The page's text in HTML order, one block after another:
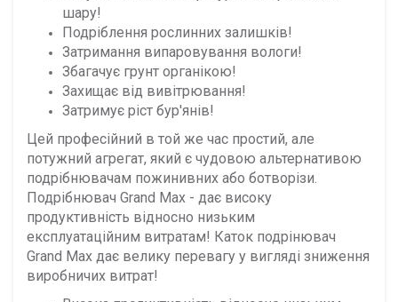
шару!
Подріблення рослинних залишків!
Затримання випаровування вологи!
Збагачує грунт органікою!
Захищає від вивітрювання!
Затримує ріст бур'янів!
Цей професійний в той же час простий, але
потужний агрегат, який є чудовою альтернативою
подрібнювачам пожинивних або ботворізи.
Подрібнювач Grand Max - дає високу
продуктивність відносно низьким
експлуатаційним витратам! Каток подрінювач
Grand Max дає велику перевагу у вигляді зниження
виробничих витрат!